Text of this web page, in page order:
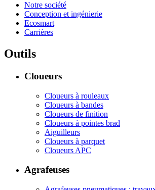
Notre société
Conception et ingénierie
Ecosmart
Carrières
Outils
Cloueurs
Cloueurs à rouleaux
Cloueurs à bandes
Cloueurs de finition
Cloueurs à pointes brad
Aiguilleurs
Cloueurs à parquet
Cloueurs APC
Agrafeuses